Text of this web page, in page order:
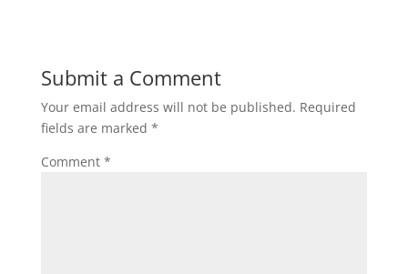
Submit a Comment
Your email address will not be published. Required
fields are marked *
Comment *